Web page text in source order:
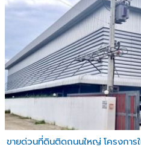
ขายด่วนที่ดินติดถนนใหญ่ โครงการ